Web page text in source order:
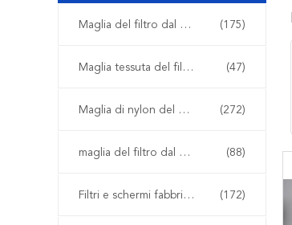
Maglia del filtro dal poliestere (175)
Maglia tessuta del filtro (47)
Maglia di nylon del filtro (272)
maglia del filtro dal polipropilene (88)
Filtri e schermi fabbricati (172)